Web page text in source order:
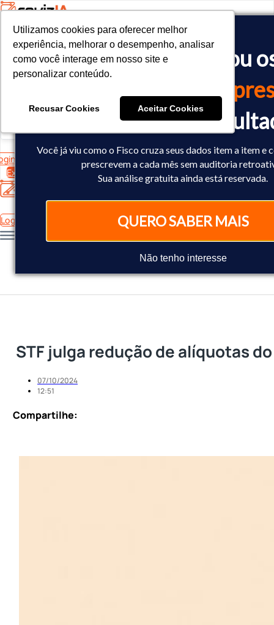
O Fisco já cruzou
dadosda sua
Você já sabe o
Você já viu como o Fisco cruza seus dados item a item e
prescrevem a cada mês sem auditoria
Sua análise gratuita ainda está reservada.
QUERO SABER MAIS
Não tenho interesse
Utilizamos cookies para oferecer melhor
experiência, melhorar o desempenho, analisar
como você interage em nosso site e
personalizar conteúdo.
Recusar Cookies Aceitar Cookies
Utilizamos cookies para oferecer melhor
experiência, melhorar o desempenho, analisar
como você interage em nosso site e
personalizar conteúdo.
Recusar Cookies Aceitar Cookies
<!-- Google tag (gtag.js) -->
<script async src="https://www.googletagmanager.com/gtag/
<script>
  window.dataLayer = window.dataLayer || [];
  gtag('config', 'AW-10793602440');
Experimente Grátis
Login
STF julga redução de alíquotas
07/10/2024
12:51
Compartilhe: